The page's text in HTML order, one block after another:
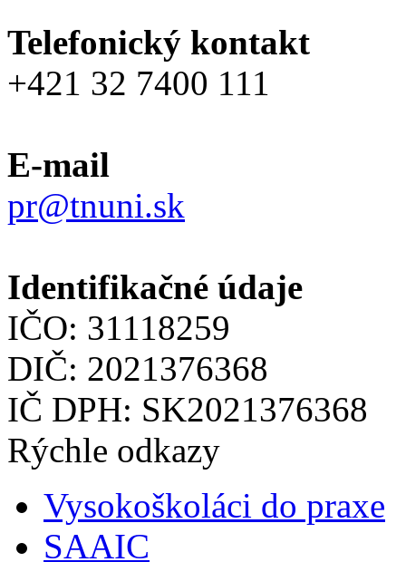
Telefonický kontakt
+421 32 7400 111
E-mail
pr@tnuni.sk
Identifikačné údaje
IČO: 31118259
DIČ: 2021376368
IČ DPH: SK2021376368
Rýchle odkazy
Vysokoškoláci do praxe
SAAIC